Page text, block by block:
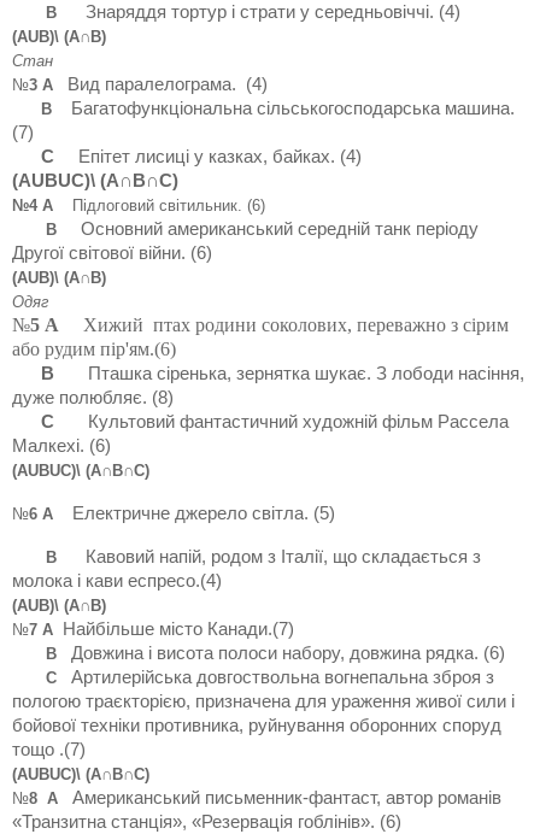
В Знаряддя тортур і страти у середньовіччі. (4)
(АUВ)\ (А∩В)
Стан
№3 А Вид паралелограма. (4)
В Багатофункціональна сільськогосподарська машина.
(7)
С
Епітет лисиці у казках, байках. (4)
(АU ВUС)\ (А∩В∩С)
№4 А
Підлоговий світильник. (6)
В
Основний американський середній танк періоду
Другої світової війни. (6)
(АUВ)\ (А∩В)
Одяг
№5 А Хижий птах родини соколових, переважно з сірим
або рудим пір'ям.(6)
В Пташка сіренька, зернятка шукає. З лободи насіння,
дуже полюбляє. (8)
С
Культовий фантастичний художній фільм Рассела
Малкехі. (6)
(АUВUС)\ (А∩В∩С)
№6 А Електричне джерело світла. (5)
В
Кавовий напій, родом з Італії, що складається з
молока і кави еспресо.(4)
(АUВ)\ (А∩В)
№7 А Найбільше місто Канади.(7)
В Довжина і висота полоси набору, довжина рядка. (6)
С
Артилерійська довгоствольна вогнепальна зброя з
пологою траєкторією, призначена для ураження живої сили і
бойової техніки противника, руйнування оборонних споруд
тощо .(7)
(АUВUС)\ (А∩В∩С)
№8 А
Американський письменник-фантаст, автор романів
«Транзитна станція», «Резервація гоблінів». (6)